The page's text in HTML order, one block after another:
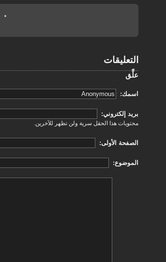
التعليقات
علِّق
‏اسمك: ‏
‏بريد إلكتروني: ‏
محتويات هذا الحقل سرية ولن تظهر للآخرين.
‏الصفحة الأولى: ‏
‏الموضوع: ‏